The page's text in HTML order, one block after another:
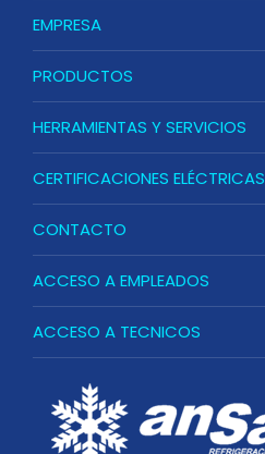
EMPRESA
PRODUCTOS
HERRAMIENTAS Y SERVICIOS
CERTIFICACIONES ELÉCTRICAS
CONTACTO
ACCESO A EMPLEADOS
ACCESO A TECNICOS